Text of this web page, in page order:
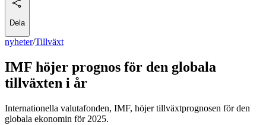
Dela
nyheter/Tillväxt
IMF höjer prognos för den globala
tillväxten i år
Internationella valutafonden, IMF, höjer tillväxtprognosen för den
globala ekonomin för 2025.